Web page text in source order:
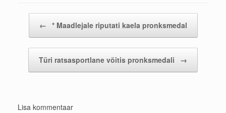
← * Maadlejale riputati kaela pronksmedal
Türi ratsasportlane võitis pronksmedali →
Lisa kommentaar